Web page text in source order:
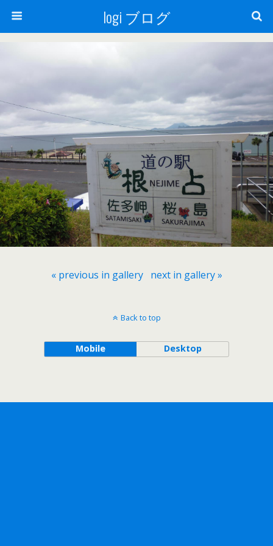
logi ブログ
« previous in gallery next in gallery »
Back to top
Mobile Desktop